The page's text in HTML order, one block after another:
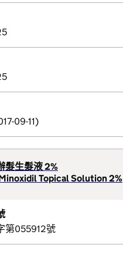
09-11)
髮生髮液 2%
Topical Solution 2%
第055912號